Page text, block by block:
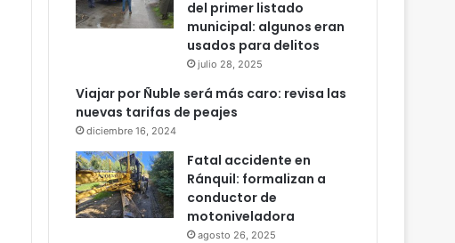
del primer listado
municipal: algunos eran
usados para delitos
julio 28, 2025
Viajar por Ñuble será más caro: revisa las
nuevas tarifas de peajes
diciembre 16, 2024
Fatal accidente en
Ránquil: formalizan a
conductor de
motoniveladora
agosto 26, 2025